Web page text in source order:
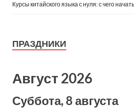
Курсы китайского языка с нуля: с чего начать
ПРАЗДНИКИ
Август 2026
Суббота, 8 августа